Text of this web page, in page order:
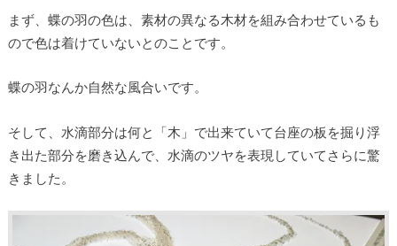
まず、蝶の羽の色は、素材の異なる木材を組み合わせているも
ので色は着けていないとのことです。
蝶の羽なんか自然な風合いです。
そして、水滴部分は何と「木」で出来ていて台座の板を掘り浮
き出た部分を磨き込んで、水滴のツヤを表現していてさらに驚
きました。